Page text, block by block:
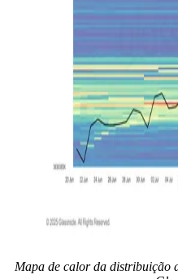
Mapa de calor da distribuição